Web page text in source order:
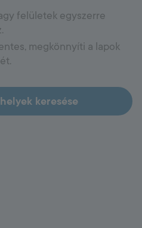
felületek egyszerre
megkönnyíti a lapok
keresése